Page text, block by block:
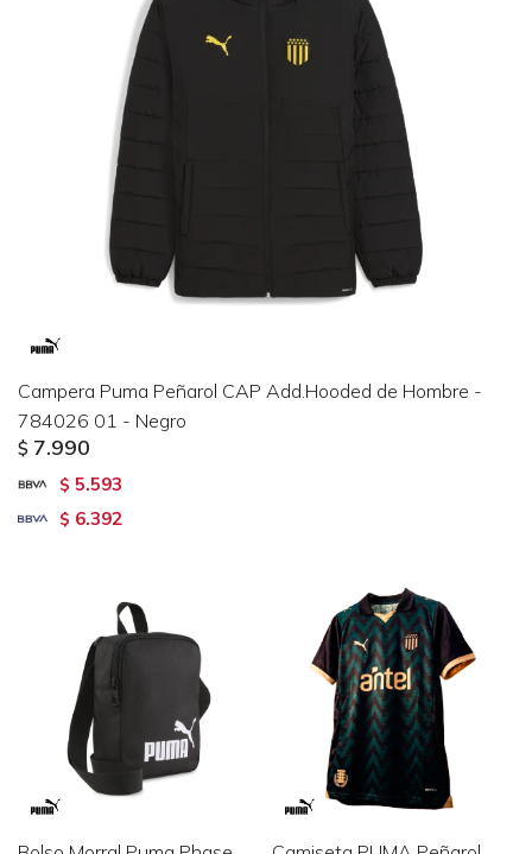
Campera Puma Peñarol CAP Add.Hooded de Hombre -
784026 01 - Negro
$ 7.990
$ 5.593
$ 6.392